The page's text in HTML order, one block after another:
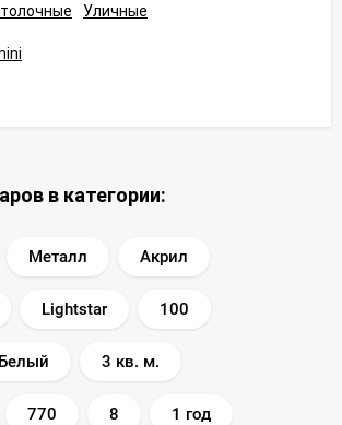
Уличные
в категории:
Металл Акрил
Lightstar 100
Белый 3 кв. м.
770 8 1 год